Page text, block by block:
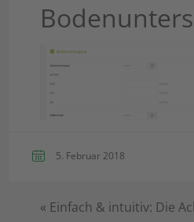
5. Februar 2018
« Einfach & intuitiv: Die